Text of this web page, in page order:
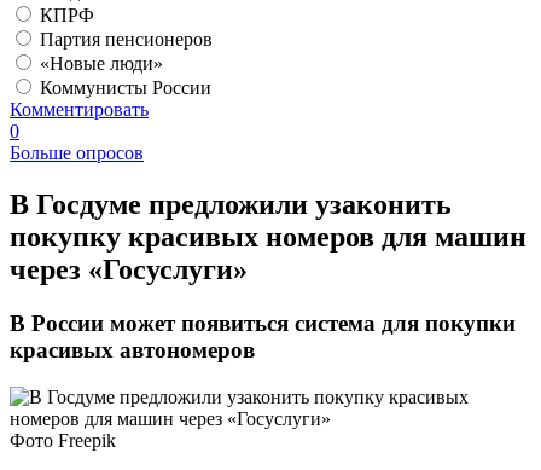
КПРФ
Партия пенсионеров
«Новые люди»
Коммунисты России
Комментировать
0
Больше опросов
В Госдуме предложили узаконить
покупку красивых номеров для машин
через «Госуслуги»
В России может появиться система для покупки
красивых автономеров
Фото Freepik